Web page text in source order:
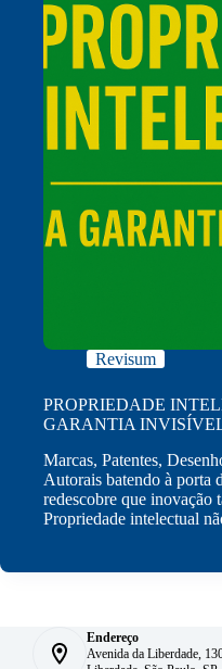
Revisum
PROPRIEDADE
GARANTIA
Marcas, Patentes,
Autorais batendo à porta
redescobre que inovação
Propriedade intelectual
Endereço
Avenida da Liberdade,